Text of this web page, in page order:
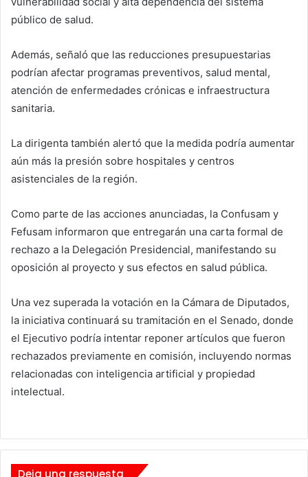
público de salud.
Además, señaló que las reducciones presupuestarias
podrían afectar programas preventivos, salud mental,
atención de enfermedades crónicas e infraestructura
sanitaria.
La dirigenta también alertó que la medida podría aumentar
aún más la presión sobre hospitales y centros
asistenciales de la región.
Como parte de las acciones anunciadas, la Confusam y
Fefusam informaron que entregarán una carta formal de
rechazo a la Delegación Presidencial, manifestando su
oposición al proyecto y sus efectos en salud pública.
Una vez superada la votación en la Cámara de Diputados,
la iniciativa continuará su tramitación en el Senado, donde
el Ejecutivo podría intentar reponer artículos que fueron
rechazados previamente en comisión, incluyendo normas
relacionadas con inteligencia artificial y propiedad
intelectual.
Deja una respuesta